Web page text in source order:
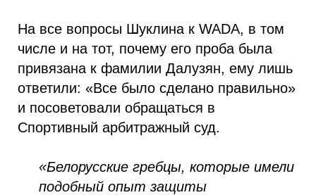
На все вопросы Шуклина к WADA, в том
числе и на тот, почему его проба была
привязана к фамилии Далузян, ему лишь
ответили: «Все было сделано правильно»
и посоветовали обращаться в
Спортивный арбитражный суд.
«Белорусские гребцы, которые имели
подобный опыт защиты